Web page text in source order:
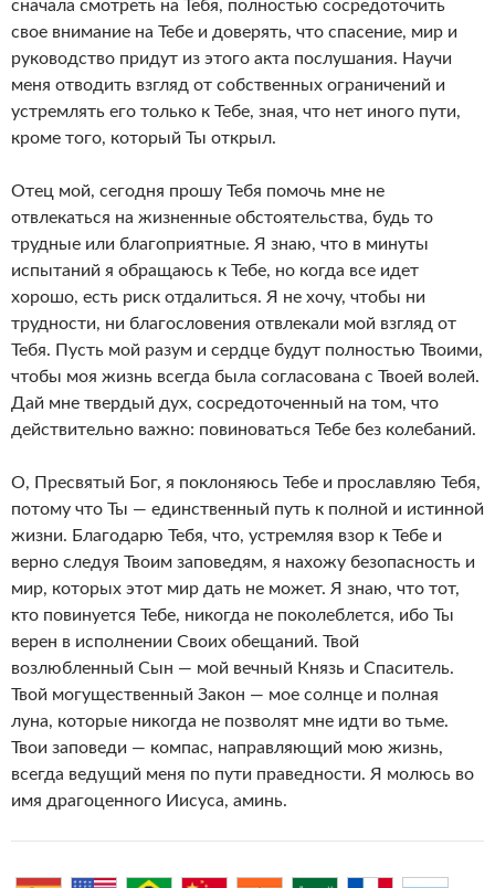
сначала смотреть на Тебя, полностью сосредоточить
свое внимание на Тебе и доверять, что спасение, мир и
руководство придут из этого акта послушания. Научи
меня отводить взгляд от собственных ограничений и
устремлять его только к Тебе, зная, что нет иного пути,
кроме того, который Ты открыл.
Отец мой, сегодня прошу Тебя помочь мне не
отвлекаться на жизненные обстоятельства, будь то
трудные или благоприятные. Я знаю, что в минуты
испытаний я обращаюсь к Тебе, но когда все идет
хорошо, есть риск отдалиться. Я не хочу, чтобы ни
трудности, ни благословения отвлекали мой взгляд от
Тебя. Пусть мой разум и сердце будут полностью Твоими,
чтобы моя жизнь всегда была согласована с Твоей волей.
Дай мне твердый дух, сосредоточенный на том, что
действительно важно: повиноваться Тебе без колебаний.
О, Пресвятый Бог, я поклоняюсь Тебе и прославляю Тебя,
потому что Ты — единственный путь к полной и истинной
жизни. Благодарю Тебя, что, устремляя взор к Тебе и
верно следуя Твоим заповедям, я нахожу безопасность и
мир, которых этот мир дать не может. Я знаю, что тот,
кто повинуется Тебе, никогда не поколеблется, ибо Ты
верен в исполнении Своих обещаний. Твой
возлюбленный Сын — мой вечный Князь и Спаситель.
Твой могущественный Закон — мое солнце и полная
луна, которые никогда не позволят мне идти во тьме.
Твои заповеди — компас, направляющий мою жизнь,
всегда ведущий меня по пути праведности. Я молюсь во
имя драгоценного Иисуса, аминь.